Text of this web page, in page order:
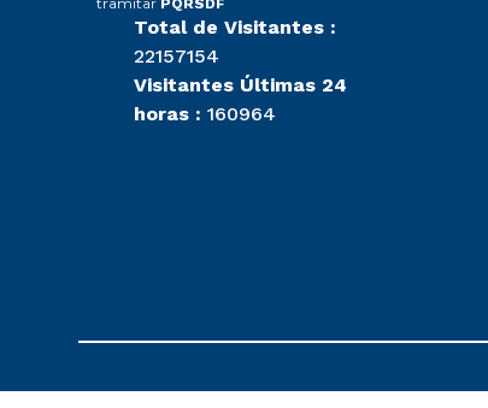
PQRSDF
Total de Visitantes :
22157154
Visitantes Últimas 24
horas : 160964